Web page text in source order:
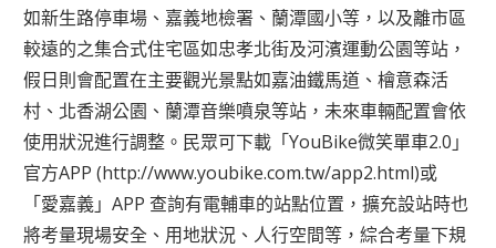
如新生路停車場、嘉義地檢署、蘭潭國小等，以及離市區
較遠的之集合式住宅區如忠孝北街及河濱運動公園等站，
假日則會配置在主要觀光景點如嘉油鐵馬道、檜意森活
村、北香湖公園、蘭潭音樂噴泉等站，未來車輛配置會依
使用狀況進行調整。民眾可下載「YouBike微笑單車2.0」
官方APP (http://www.youbike.com.tw/app2.html)或
「愛嘉義」APP 查詢有電輔車的站點位置，擴充設站時也
將考量現場安全、用地狀況、人行空間等，綜合考量下規